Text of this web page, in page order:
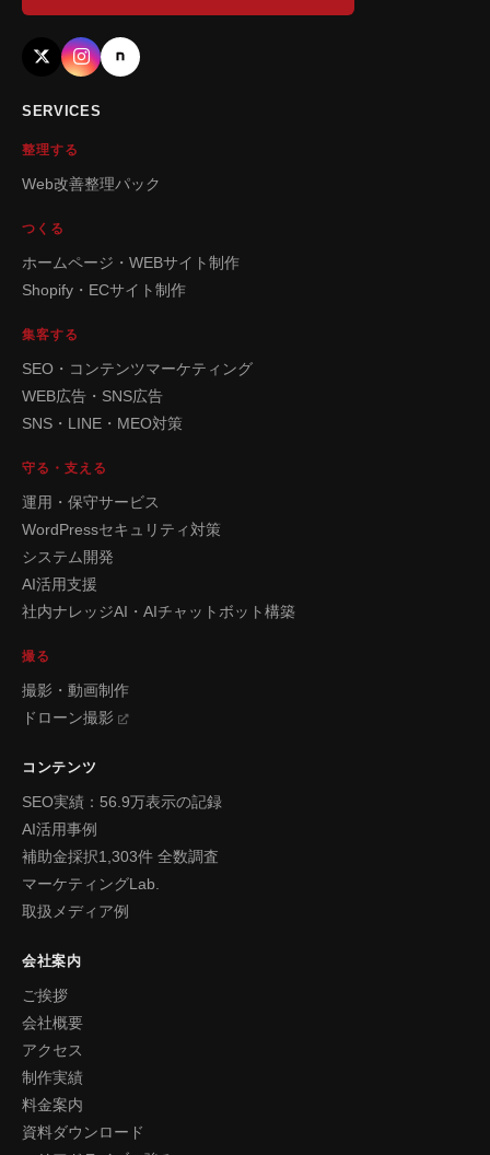
SERVICES
整理する
Web改善整理パック
つくる
ホームページ・WEBサイト制作
Shopify・ECサイト制作
集客する
SEO・コンテンツマーケティング
WEB広告・SNS広告
SNS・LINE・MEO対策
守る・支える
運用・保守サービス
WordPressセキュリティ対策
システム開発
AI活用支援
社内ナレッジAI・AIチャットボット構築
撮る
撮影・動画制作
ドローン撮影
コンテンツ
SEO実績：56.9万表示の記録
AI活用事例
補助金採択1,303件 全数調査
マーケティングLab.
取扱メディア例
会社案内
ご挨拶
会社概要
アクセス
制作実績
料金案内
資料ダウンロード